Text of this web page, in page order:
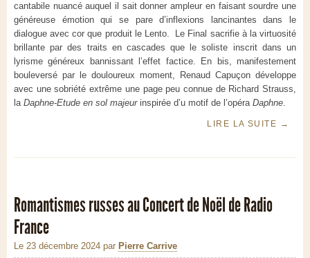
cantabile nuancé auquel il sait donner ampleur en faisant sourdre une
généreuse émotion qui se pare d’inflexions lancinantes dans le
dialogue avec cor que produit le Lento. Le Final sacrifie à la virtuosité
brillante par des traits en cascades que le soliste inscrit dans un
lyrisme généreux bannissant l’effet factice. En bis, manifestement
bouleversé par le douloureux moment, Renaud Capuçon développe
avec une sobriété extrême une page peu connue de Richard Strauss,
la Daphne-Etude en sol majeurinspirée d’u motif de l’opéra Daphne.
LIRE LA SUITE →
Romantismes russes au Concert de Noël de Radio
France
Le 23 décembre 2024 par Pierre Carrive